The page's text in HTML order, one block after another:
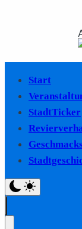
Start
StadtTicker